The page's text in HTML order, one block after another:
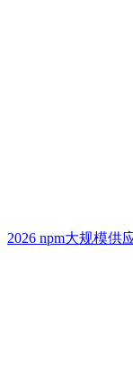
2026 npm大规模供